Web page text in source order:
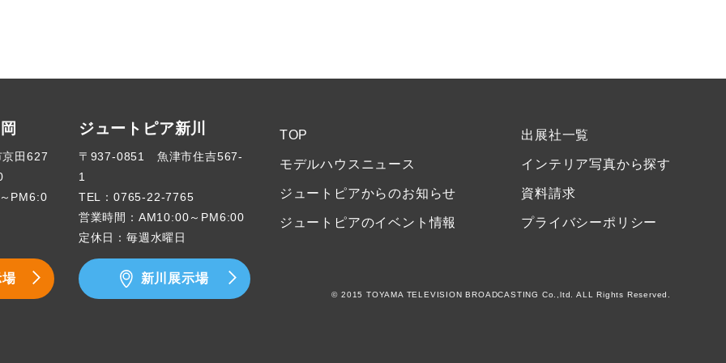
TOP
モデルハウスニュース
ジュートピアからのお知らせ
ジュートピアのイベント情報
出展社一覧
インテリア写真から探す
資料請求
プライバシーポリシー
田627
PM6:0
ジュートピア新川
〒937-0851 魚津市住吉567-
1
TEL：0765-22-7765
営業時間：AM10:00～PM6:00
定休日：毎週水曜日
新川展示場
© 2015 TOYAMA TELEVISION BROADCASTING Co.,ltd. ALL Rights Reserved.